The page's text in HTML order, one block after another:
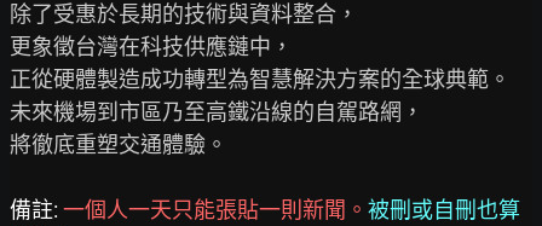
除了受惠於長期的技術與資料整合，
更象徵台灣在科技供應鏈中，
正從硬體製造成功轉型為智慧解決方案的全球典範。
未來機場到市區乃至高鐵沿線的自駕路網，
將徹底重塑交通體驗。
備註: 一個人一天只能張貼一則新聞。 被刪或自刪也算